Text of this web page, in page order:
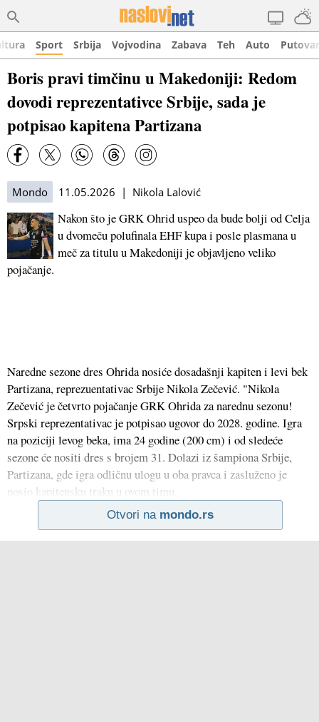
Sport Srbija Vojvodina Zabava Teh Auto
Boris pravi timčinu u Makedoniji: Redom
dovodi reprezentativce Srbije, sada je
potpisao kapitena Partizana
Mondo 11.05.2026 | Nikola Lalović
Nakon što je GRK Ohrid uspeo da bude bolji od Celja
u dvomeču polufinala EHF kupa i posle plasmana u
meč za titulu u Makedoniji je objavljeno veliko
pojačanje.
Naredne sezone dres Ohrida nosiće dosadašnji kapiten i levi bek
Partizana, reprezuentativac Srbije Nikola Zečević. "Nikola
Zečević je četvrto pojačanje GRK Ohrida za narednu sezonu!
Srpski reprezentativac je potpisao ugovor do 2028. godine. Igra
na poziciji levog beka, ima 24 godine (200 cm) i od sledeće
sezone će nositi dres s brojem 31. Dolazi iz šampiona Srbije,
Partizana, gde igra odličnu ulogu u oba pravca i zasluženo je
nosio kapitensku traku u ovom timu.
Otvori na mondo.rs